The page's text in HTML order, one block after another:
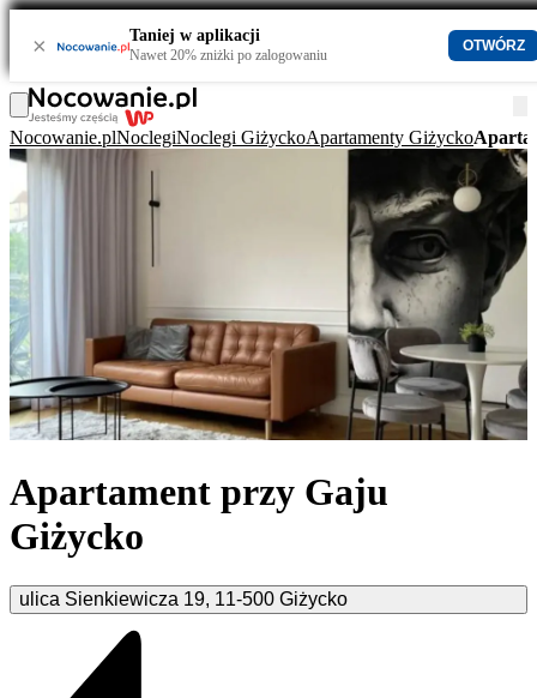
× Taniej w aplikacji
Nawet 20% zniżki po zalogowaniu
OTWÓRZ
Nocowanie.plNoclegiNoclegi GiżyckoApartamenty Giżycko
Apartament przy Gaju
Giżycko
ulica Sienkiewicza 19, 11-500 Giżycko